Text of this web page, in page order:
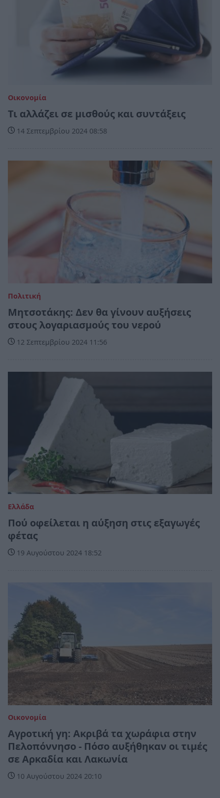
Οικονομία
Τι αλλάζει σε μισθούς και συντάξεις
14 Σεπτεμβρίου 2024 08:58
Πολιτική
Μητσοτάκης: Δεν θα γίνουν αυξήσεις
στους λογαριασμούς του νερού
12 Σεπτεμβρίου 2024 11:56
Ελλάδα
Πού οφείλεται η αύξηση στις εξαγωγές
φέτας
19 Αυγούστου 2024 18:52
Οικονομία
Αγροτική γη: Ακριβά τα χωράφια στην
Πελοπόννησο - Πόσο αυξήθηκαν οι τιμές
σε Αρκαδία και Λακωνία
10 Αυγούστου 2024 20:10